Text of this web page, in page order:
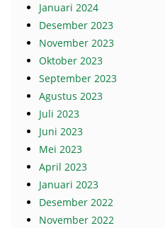
Januari 2024
Desember 2023
November 2023
Oktober 2023
September 2023
Agustus 2023
Juli 2023
Juni 2023
Mei 2023
April 2023
Januari 2023
Desember 2022
November 2022